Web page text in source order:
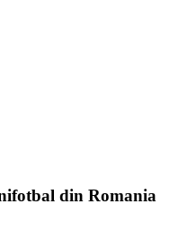
din Romania